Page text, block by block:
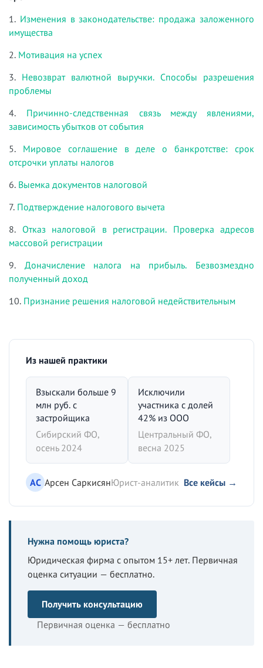
1. Изменения в законодательстве: продажа заложенного
имущества
2. Мотивация на успех
3. Невозврат валютной выручки. Способы разрешения
проблемы
4. Причинно-следственная связь между явлениями,
зависимость убытков от события
5. Мировое соглашение в деле о банкротстве: срок
отсрочки уплаты налогов
6. Выемка документов налоговой
7. Подтверждение налогового вычета
8. Отказ налоговой в регистрации. Проверка адресов
массовой регистрации
9. Доначисление налога на прибыль. Безвозмездно
полученный доход
10. Признание решения налоговой недействительным
Из нашей практики
Взыскали больше 9
млн руб. с
застройщика
Сибирский ФО,
осень 2024
Исключили
участника с долей
42% из ООО
Центральный ФО,
весна 2025
АС Арсен СаркисянЮрист-аналитик Все кейсы →
Нужна помощь юриста?
Юридическая фирма с опытом 15+ лет. Первичная
оценка ситуации — бесплатно.
Получить консультацию
Первичная оценка — бесплатно